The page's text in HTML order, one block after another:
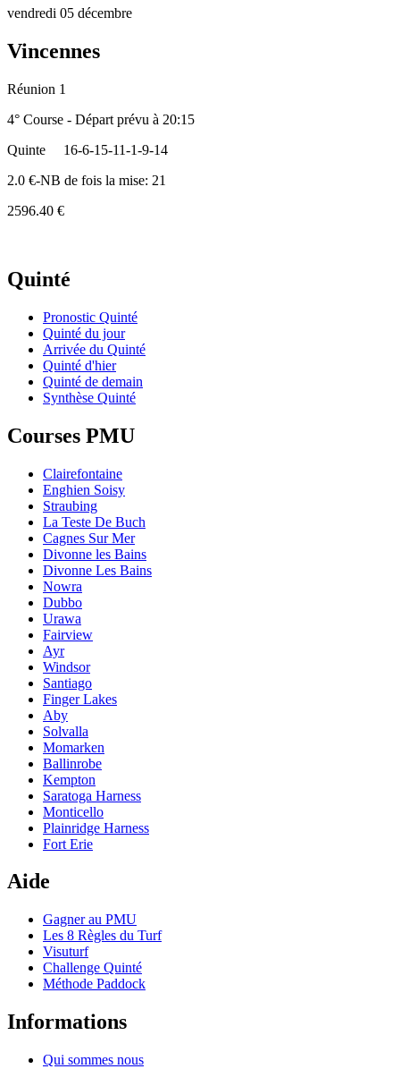
vendredi 05 décembre
Vincennes
Réunion 1
4° Course - Départ prévu à 20:15
Quinte
16-6-15-11-1-9-14
2.0 €-NB de fois la mise: 21
2596.40 €
Quinté
Pronostic Quinté
Quinté du jour
Arrivée du Quinté
Quinté d'hier
Quinté de demain
Synthèse Quinté
Courses PMU
Clairefontaine
Enghien Soisy
Straubing
La Teste De Buch
Cagnes Sur Mer
Divonne les Bains
Divonne Les Bains
Nowra
Dubbo
Urawa
Fairview
Ayr
Windsor
Santiago
Finger Lakes
Aby
Solvalla
Momarken
Ballinrobe
Kempton
Saratoga Harness
Monticello
Plainridge Harness
Fort Erie
Aide
Gagner au PMU
Les 8 Règles du Turf
Visuturf
Challenge Quinté
Méthode Paddock
Informations
Qui sommes nous